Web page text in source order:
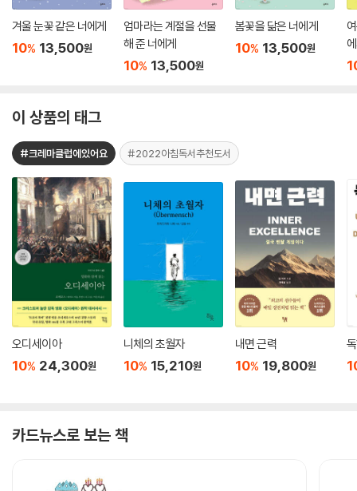
겨울 눈꽃 같은 너에게
10% 13,500원
엄마라는 계절을 선물
해 준 너에게
10% 13,500원
봄꽃을 닮은 너에게
10% 13,500원
이 상품의 태그
#크레마클럽에있어요 #2022아침독서추천도서
오디세이아
10% 24,300원
니체의 초월자
10% 15,210원
내면 근력
10% 19,800원
카드뉴스로 보는 책